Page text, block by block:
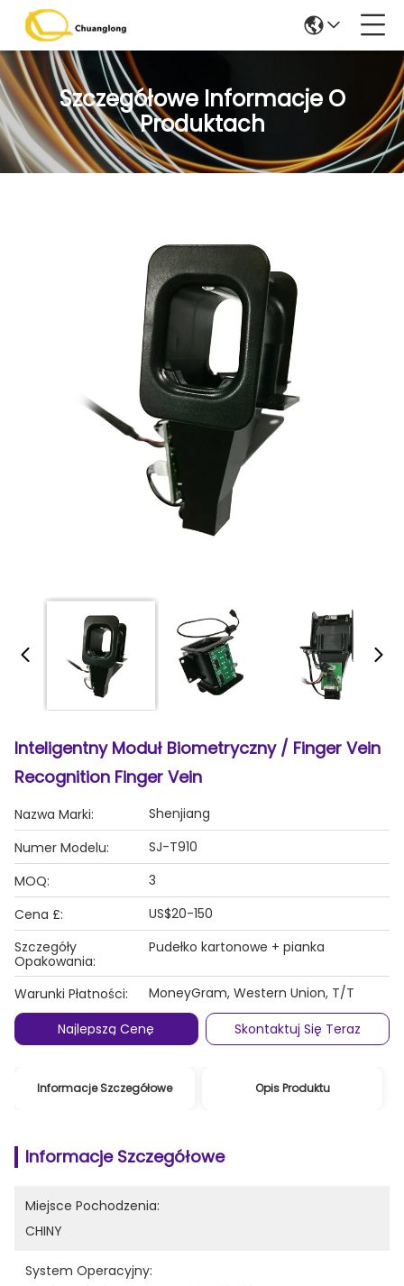
Szczegółowe Informacje O
Produktach
Inteligentny Moduł Biometryczny / Finger Vein
Recognition Finger Vein
Nazwa Marki:
Shenjiang
Numer Modelu:
SJ-T910
MOQ:
3
Cena £:
US$20-150
Szczegóły
Opakowania:
Pudełko kartonowe + pianka
Warunki Płatności:
MoneyGram, Western Union, T/T
Najlepszą Cenę
Skontaktuj Się Teraz
Informacje Szczegółowe Opis Produktu
Informacje Szczegółowe
Miejsce Pochodzenia:
CHINY
System Operacyjny: